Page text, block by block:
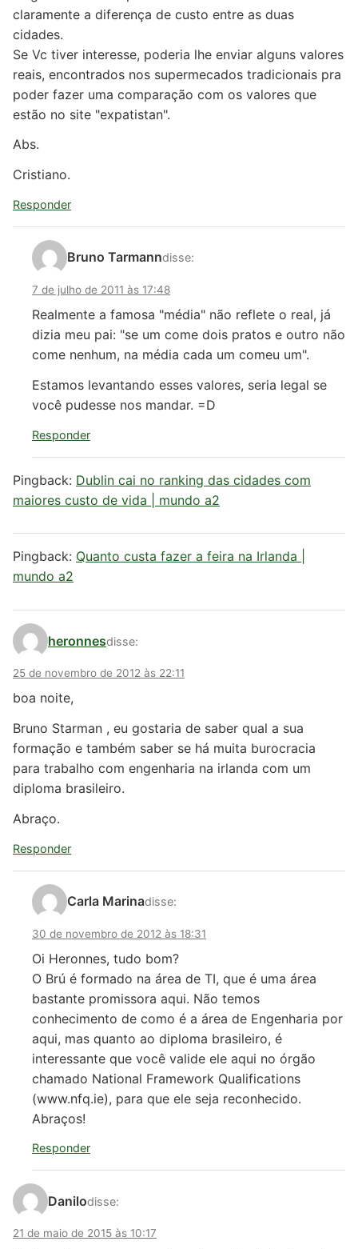
claramente a diferença de custo entre as duas
cidades.
Se Vc tiver interesse, poderia lhe enviar alguns valores
reais, encontrados nos supermecados tradicionais pra
poder fazer uma comparação com os valores que
estão no site "expatistan".
Abs.
Cristiano.
Responder
Bruno Tarmanndisse:
7 de julho de 2011 às 17:48
Realmente a famosa "média" não reflete o real, já
dizia meu pai: "se um come dois pratos e outro não
come nenhum, na média cada um comeu um".
Estamos levantando esses valores, seria legal se
você pudesse nos mandar. =D
Responder
Pingback: Dublin cai no ranking das cidades com
maiores custo de vida | mundo a2
Pingback: Quanto custa fazer a feira na Irlanda |
mundo a2
heronnesdisse:
25 de novembro de 2012 às 22:11
boa noite,
Bruno Starman , eu gostaria de saber qual a sua
formação e também saber se há muita burocracia
para trabalho com engenharia na irlanda com um
diploma brasileiro.
Abraço.
Responder
Carla Marinadisse:
30 de novembro de 2012 às 18:31
Oi Heronnes, tudo bom?
O Brú é formado na área de TI, que é uma área
bastante promissora aqui. Não temos
conhecimento de como é a área de Engenharia por
aqui, mas quanto ao diploma brasileiro, é
interessante que você valide ele aqui no órgão
chamado National Framework Qualifications
(www.nfq.ie), para que ele seja reconhecido.
Abraços!
Responder
Danilodisse:
21 de maio de 2015 às 10:17